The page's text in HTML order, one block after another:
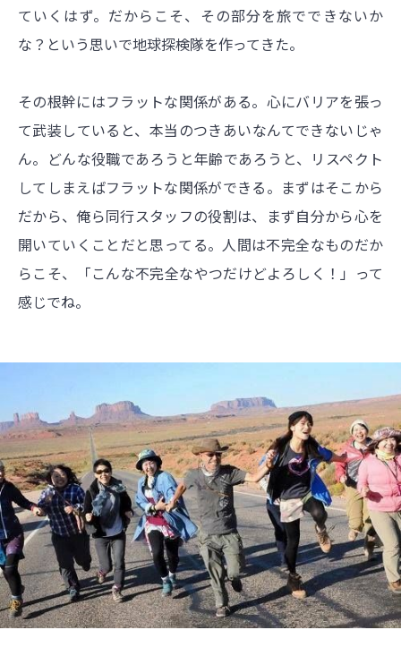
ていくはず。だからこそ、その部分を旅でできないか
な？という思いで地球探検隊を作ってきた。
その根幹にはフラットな関係がある。心にバリアを張っ
て武装していると、本当のつきあいなんてできないじゃ
ん。どんな役職であろうと年齢であろうと、リスペクト
してしまえばフラットな関係ができる。まずはそこから
だから、俺ら同行スタッフの役割は、まず自分から心を
開いていくことだと思ってる。人間は不完全なものだか
らこそ、「こんな不完全なやつだけどよろしく！」って
感じでね。